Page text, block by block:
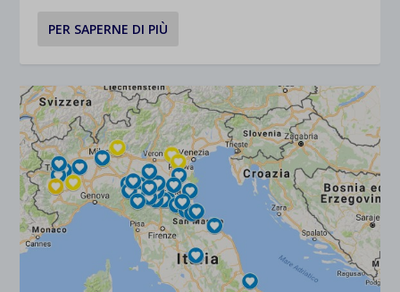
PER SAPERNE DI PIÙ